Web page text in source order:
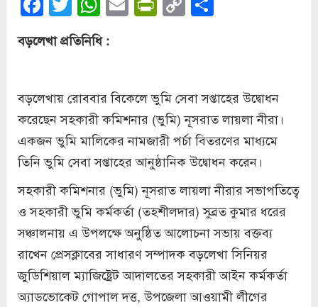
Link
বড়লেখা প্রতিনিধি :
বড়লেখায় রোববার বিকেলে ভুমি সেবা সপ্তাহের উদ্বোধন
করেছেন সহকারী কমিশনার (ভুমি) নূসরাত লায়লা নীরা।
একজন ভুমি মালিকের নামজারী পর্চা বিতরণের মাধ্যমে
তিনি ভুমি সেবা সপ্তাহের আনুষ্ঠানিক উদ্বোধন করেন।
সহকারী কমিশনার (ভুমি) নূসরাত লায়লা নীরার সভাপতিত্বে
ও সহকারী ভুমি কর্মকর্তা (তহশীলদার) সুব্রত কুমার ধরের
সঞ্চালনায় এ উপলক্ষে অনুষ্ঠিত আলোচনা সভায় বক্তব্য
রাখেন প্রেসক্লাবের সাধারণ সম্পাদক বড়লেখা সিনিয়র
জুডিশিয়াল ম্যাজিষ্ট্রেট আদালতের সহকারী আইন কর্মকর্তা
অ্যাডভোকেট গোপাল দত্ত, উপজেলা আওয়ামী লীগের